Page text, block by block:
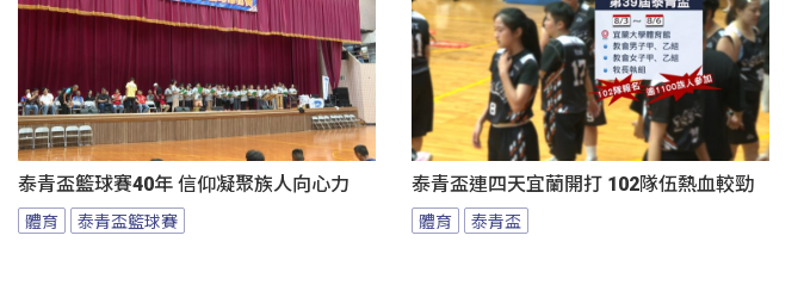
泰青盃籃球賽40年 信仰凝聚族人向心力
體育 泰青盃籃球賽
泰青盃連四天宜蘭開打 102隊伍熱血較勁
體育 泰青盃